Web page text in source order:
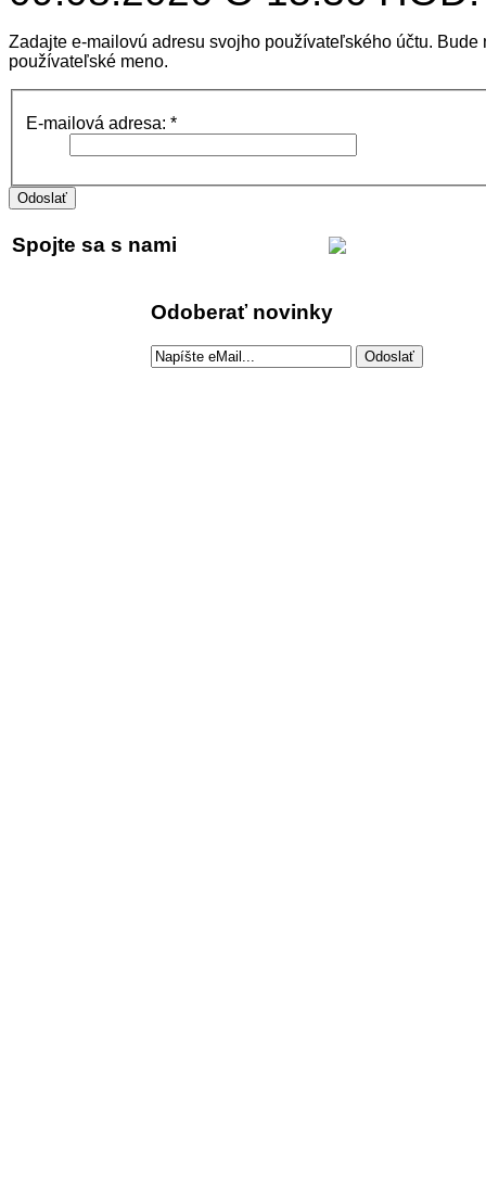
Zadajte e-mailovú adresu svojho používateľského účtu. Bude
používateľské meno.
E-mailová adresa: *
Odoslať
Spojte sa s nami
Odoberať novinky